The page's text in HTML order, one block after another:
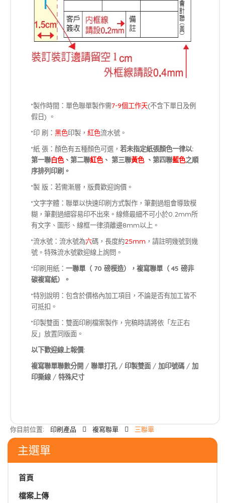
*製作時間：單色聯單製作需7-9個工作天(不含下單日及例
假日) 。
*印 刷： 黑色印製， 紅色流水號。
*紙 張：顏色有五種顏色可選， 若未指定紙張顏色一律以:
第一聯白色、第二聯紅色、 第三聯黃色、第四聯藍色之順
序排列印刷。
*製 版：若需漸層，版費歡迎詢價。
*文字字體：聯單以快速印刷方式製作，筆劃過粗會導致模
糊，筆劃過細容易印不出來。線條最細不可小於0.2mm所
有文字、圖形、線框一律須離邊8mm以上。
*流水號：流水號為六碼，長度約25mm ，請註明幾號到幾
號。特殊流水號歡迎線上詢問。
*印刷用紙： 一聯單（ 70 磅模造），複寫聯單（ 45 磅非
碳複寫紙）。
*特別說明：包含於價格內加工項目，不論是否有加工皆不
可抵扣。
*印製雙面：雙面印刷檔案製作，完稿時請將依「左正右
反」放置同版面。
以下歡迎線上報價:
複寫聯單聯數分開 / 聯單打孔/ 印製雙面 / 加印號碼 / 加
印撕線 / 特殊尺寸
你目前位置: 印刷產品 複寫聯單 三聯單
主選單
首頁
檔案上傳